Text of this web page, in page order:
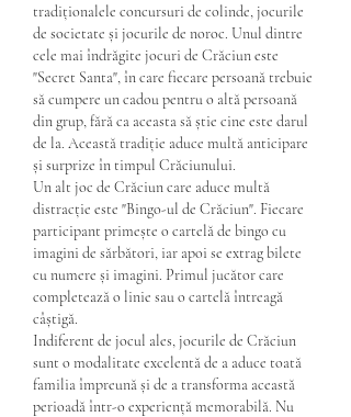
tradiționalele concursuri de colinde, jocurile
de societate și jocurile de noroc. Unul dintre
cele mai îndrăgite jocuri de Crăciun este
"Secret Santa", în care fiecare persoană trebuie
să cumpere un cadou pentru o altă persoană
din grup, fără ca aceasta să știe cine este darul
de la. Această tradiție aduce multă anticipare
și surprize în timpul Crăciunului.
Un alt joc de Crăciun care aduce multă
distracție este "Bingo-ul de Crăciun". Fiecare
participant primește o cartelă de bingo cu
imagini de sărbători, iar apoi se extrag bilete
cu numere și imagini. Primul jucător care
completează o linie sau o cartelă întreagă
câștigă.
Indiferent de jocul ales, jocurile de Crăciun
sunt o modalitate excelentă de a aduce toată
familia împreună și de a transforma această
perioadă într-o experiență memorabilă. Nu